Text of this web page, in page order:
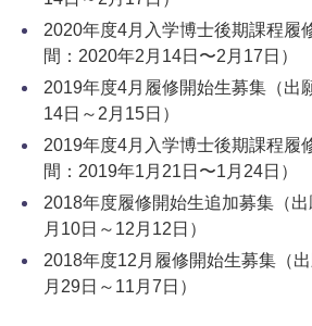
2020年度4月入学博士後期課程履
間：2020年2月14日〜2月17日）
2019年度4月履修開始生募集（出
14日～2月15日）
2019年度4月入学博士後期課程履
間：2019年1月21日〜1月24日）
2018年度履修開始生追加募集（
月10日～12月12日）
2018年度12月履修開始生募集（
月29日～11月7日）